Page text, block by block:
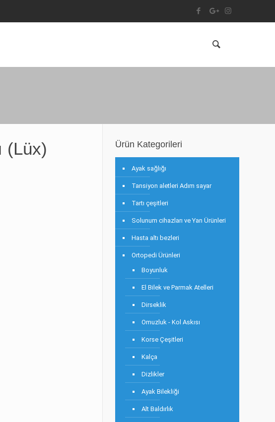
(Lüx) Ürün Kategorileri
Ayak sağlığı
Tansiyon aletleri Adım sayar
Tartı çeşitleri
Solunum cihazları ve Yan Ürünleri
Hasta altı bezleri
Ortopedi Ürünleri
Boyunluk
El Bilek ve Parmak Atelleri
Dirseklik
Omuzluk - Kol Askısı
Korse Çeşitleri
Kalça
Dizlikler
Ayak Bilekliği
Alt Baldırlık